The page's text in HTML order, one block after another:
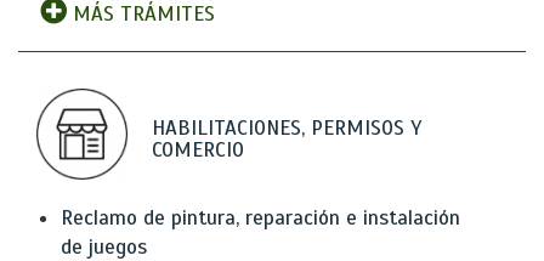
MÁS TRÁMITES
HABILITACIONES, PERMISOS Y
COMERCIO
Reclamo de pintura, reparación e instalación
de juegos